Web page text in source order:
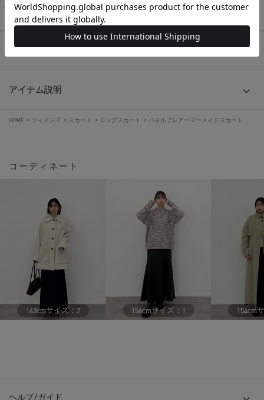
アイテムサイズ
アイテム説明
HOME > ウィメンズ > スカート > ロングスカート > パネルフレアーマーメイドスカート
コーディネート
163cmサイズ： 2 156cmサイズ： 1 154cm
ヘルプ/ガイド